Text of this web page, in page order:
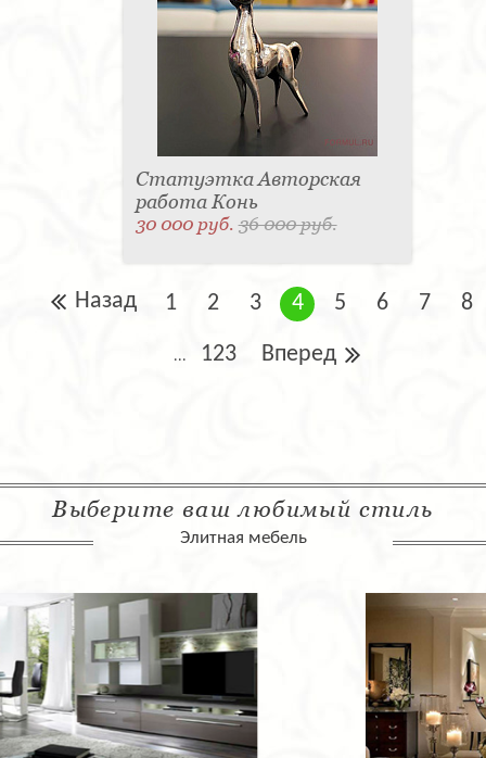
Статуэтка Авторская
работа Конь
30 000 руб.36 000 руб.
Назад 1 2 3 4 5 6 7 8
... 123 Вперед
Выберите ваш любимый стиль
Элитная мебель